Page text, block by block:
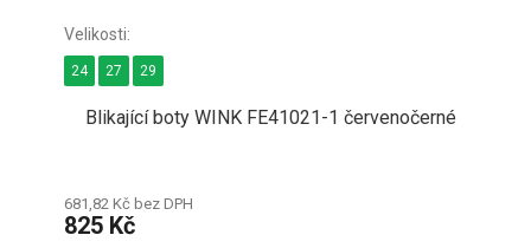
Blikající boty WINK FE41021-1 červenočerné
681,82 Kč bez DPH
825 Kč
24 27 29